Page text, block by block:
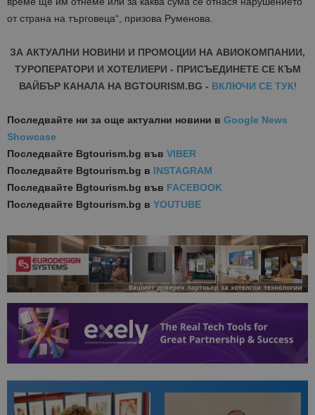
от страна на търговеца“, призова Руменова.
ЗА АКТУАЛНИ НОВИНИ И ПРОМОЦИИ НА АВИОКОМПАНИИ,
ТУРОПЕРАТОРИ И ХОТЕЛИЕРИ - ПРИСЪЕДИНЕТЕ СЕ КЪМ
ВАЙБЪР КАНАЛА НА BGTOURISM.BG - ВКЛЮЧИ СЕ ТУК!
Последвайте ни за още актуални новини в Google News
Showcase
Последвайте Bgtourism.bg във VIBER
Последвайте Bgtourism.bg в INSTAGRAM
Последвайте Bgtourism.bg във FACEBOOK
Последвайте Bgtourism.bg в YOUTUBE